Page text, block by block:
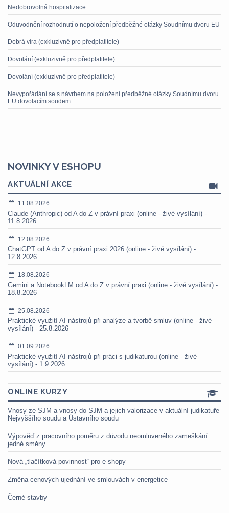
Nedobrovolná hospitalizace
Odůvodnění rozhodnutí o nepoložení předběžné otázky Soudnímu dvoru EU
Dobrá víra (exkluzivně pro předplatitele)
Dovolání (exkluzivně pro předplatitele)
Dovolání (exkluzivně pro předplatitele)
Nevypořádání se s návrhem na položení předběžné otázky Soudnímu dvoru
EU dovolacím soudem
NOVINKY V ESHOPU
AKTUÁLNÍ AKCE
11.08.2026
Claude (Anthropic) od A do Z v právní praxi (online - živé vysílání) -
11.8.2026
12.08.2026
ChatGPT od A do Z v právní praxi 2026 (online - živé vysílání) -
12.8.2026
18.08.2026
Gemini a NotebookLM od A do Z v právní praxi (online - živé vysílání) -
18.8.2026
25.08.2026
Praktické využití AI nástrojů při analýze a tvorbě smluv (online - živé
vysílání) - 25.8.2026
01.09.2026
Praktické využití AI nástrojů při práci s judikaturou (online - živé
vysílání) - 1.9.2026
ONLINE KURZY
Vnosy ze SJM a vnosy do SJM a jejich valorizace v aktuální judikatuře
Nejvyššího soudu a Ústavního soudu
Výpověď z pracovního poměru z důvodu neomluveného zameškání
jedné směny
Nová „tlačítková povinnost“ pro e-shopy
Změna cenových ujednání ve smlouvách v energetice
Černé stavby